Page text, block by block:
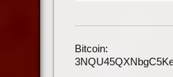
Bitcoin: